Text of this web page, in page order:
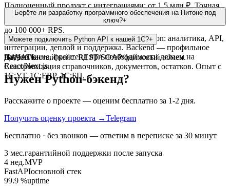
Полноценный продукт с интеграциями: от 1.5 млн ₽. Точная
смета — после бесплатной аналитики.
Да. FastAPI + uvicorn + asyncio: 5 000-10 000 RPS на одном
сервере. С горизонтальным масштабированием (Kubernetes) —
до 100 000+ RPS.
Берёте ли разработку программного обеспечения на Питоне под
ключ?+
Да — полный цикл разработки ПО на Python: аналитика, API,
интеграции, деплой и поддержка. Backend — профильное
направление, фронтенд при необходимости делаем на
React/Next.js.
Можете подключить Python API к нашей 1С?+
Да, это частый кейс. REST/SOAP/файловый обмен.
Синхронизация справочников, документов, остатков. Опыт с
1С:УТ, 1С:ERP, 1С:БП.
НАЧАТЬ
Нужен Python-бэкенд?
Расскажите о проекте — оценим бесплатно за 1-2 дня.
Получить оценку проекта →Telegram
Бесплатно · без звонков — ответим в переписке за 30 минут
3 мес.гарантийной поддержки после запуска
4 нед.MVP
FastAPIосновной стек
99.9 %uptime